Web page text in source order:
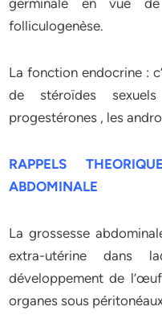
germinale en vue
folliculogenèse.
La fonction endocrine :
de stéroïdes
progestérones , les
RAPPELS
ABDOMINALE
La grossesse
extra-utérine dans
développement de
organes sous